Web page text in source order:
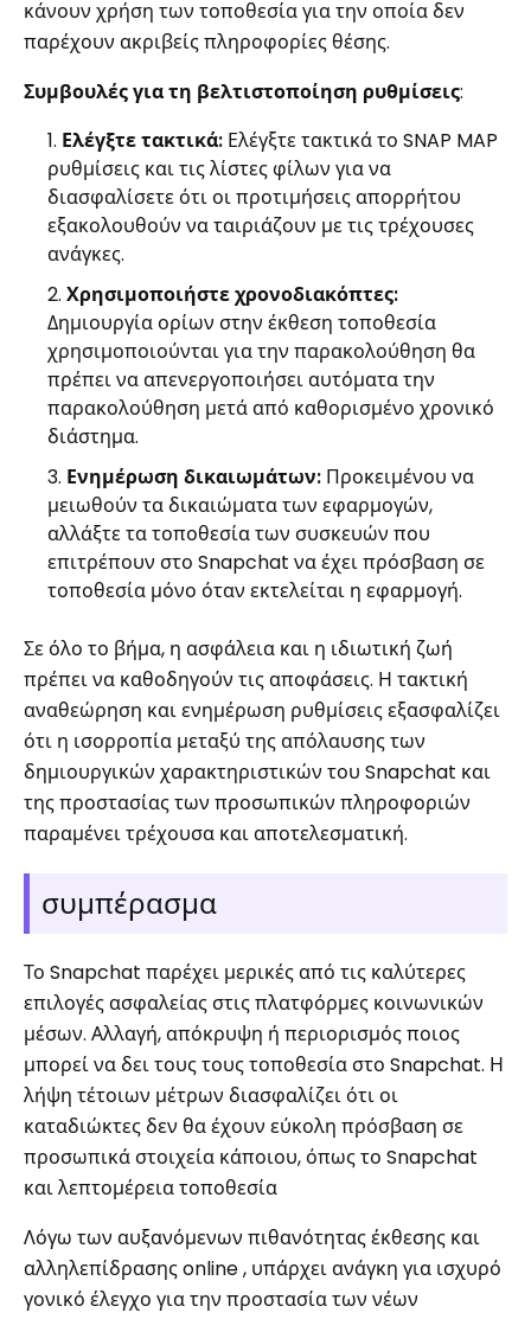
κάνουν χρήση των τοποθεσία για την οποία δεν
παρέχουν ακριβείς πληροφορίες θέσης.
Συμβουλές για τη βελτιστοποίηση ρυθμίσεις:
Ελέγξτε τακτικά: Ελέγξτε τακτικά το SNAP MAP
ρυθμίσεις και τις λίστες φίλων για να
διασφαλίσετε ότι οι προτιμήσεις απορρήτου
εξακολουθούν να ταιριάζουν με τις τρέχουσες
ανάγκες.
Χρησιμοποιήστε χρονοδιακόπτες:
Δημιουργία ορίων στην έκθεση τοποθεσία
χρησιμοποιούνται για την παρακολούθηση θα
πρέπει να απενεργοποιήσει αυτόματα την
παρακολούθηση μετά από καθορισμένο χρονικό
διάστημα.
Ενημέρωση δικαιωμάτων: Προκειμένου να
μειωθούν τα δικαιώματα των εφαρμογών,
αλλάξτε τα τοποθεσία των συσκευών που
επιτρέπουν στο Snapchat να έχει πρόσβαση σε
τοποθεσία μόνο όταν εκτελείται η εφαρμογή.
Σε όλο το βήμα, η ασφάλεια και η ιδιωτική ζωή
πρέπει να καθοδηγούν τις αποφάσεις. Η τακτική
αναθεώρηση και ενημέρωση ρυθμίσεις εξασφαλίζει
ότι η ισορροπία μεταξύ της απόλαυσης των
δημιουργικών χαρακτηριστικών του Snapchat και
της προστασίας των προσωπικών πληροφοριών
παραμένει τρέχουσα και αποτελεσματική.
συμπέρασμα
Το Snapchat παρέχει μερικές από τις καλύτερες
επιλογές ασφαλείας στις πλατφόρμες κοινωνικών
μέσων. Αλλαγή, απόκρυψη ή περιορισμός ποιος
μπορεί να δει τους τους τοποθεσία στο Snapchat. Η
λήψη τέτοιων μέτρων διασφαλίζει ότι οι
καταδιώκτες δεν θα έχουν εύκολη πρόσβαση σε
προσωπικά στοιχεία κάποιου, όπως το Snapchat
και λεπτομέρεια τοποθεσία
Λόγω των αυξανόμενων πιθανότητας έκθεσης και
αλληλεπίδρασης online , υπάρχει ανάγκη για ισχυρό
γονικό έλεγχο για την προστασία των νέων